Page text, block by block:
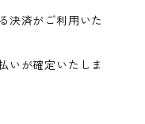
決済がご利用いた
いが確定いたしま